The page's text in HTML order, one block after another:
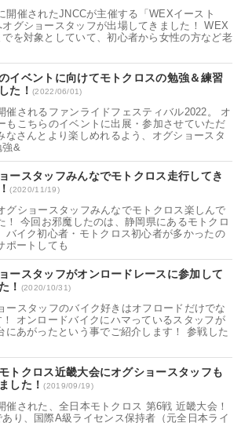
開催されたJNCCが主催する「WEXイースト
グショースタッフが出場してきました！ WEX
を対象としていて、初心者から女性の方など老
イベントに向けてモトクロスの勉強＆練習
た！(2022/06/01)
催されるファンライドフェスティバル2022。 オ
もこちらのイベントに出展・参加させていただ
なさんとより楽しめれるよう、オグショースタ
強&
ースタッフみんなでモトクロス走行してき
(2020/11/19)
グショースタッフみんなでモトクロス楽しんで
！ 今回お邪魔したのは、静岡県にあるモトクロ
バイク初心者・モトクロス初心者が多かったの
ポートしても
ースタッフがオンロードレースに参加して
！ (2020/10/31)
ースタッフのバイク好きはオフロードだけでな
オンロードバイクにハマっているスタッフが
にあがったという事でご紹介します！ 参戦した
トクロス近畿大会にオグショースタッフも
した！(2019/09/19)
催された、全日本モトクロス 第6戦 近畿大会！
り、国際A級ライセンス保持者（元全日本ライ